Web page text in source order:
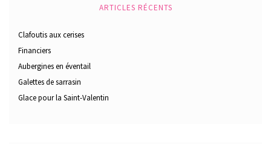
ARTICLES RÉCENTS
Clafoutis aux cerises
Financiers
Aubergines en éventail
Galettes de sarrasin
Glace pour la Saint-Valentin